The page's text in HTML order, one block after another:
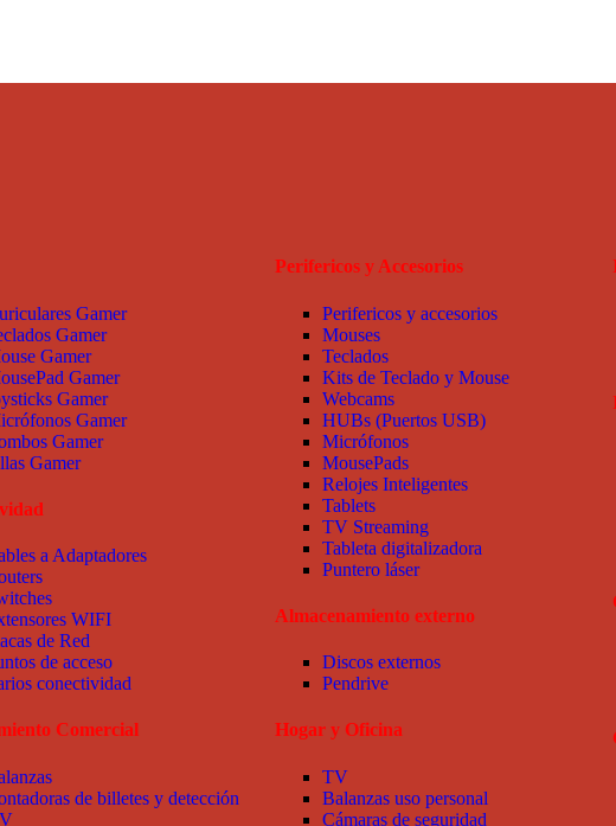
Gamer
Gamer
Gamer
Gamer
Gamer
Gamer
Gamer
Gamer
a Adaptadores
WIFI
de Red
de acceso
conectividad
Comercial
de billetes y detección
Perifericos y Accesorios
Perifericos y accesorios
Mouses
Teclados
Kits de Teclado y Mouse
Webcams
HUBs (Puertos USB)
Micrófonos
MousePads
Relojes Inteligentes
Tablets
TV Streaming
Tableta digitalizadora
Puntero láser
Almacenamiento externo
Discos externos
Pendrive
Hogar y Oficina
TV
Balanzas uso personal
Cámaras de seguridad